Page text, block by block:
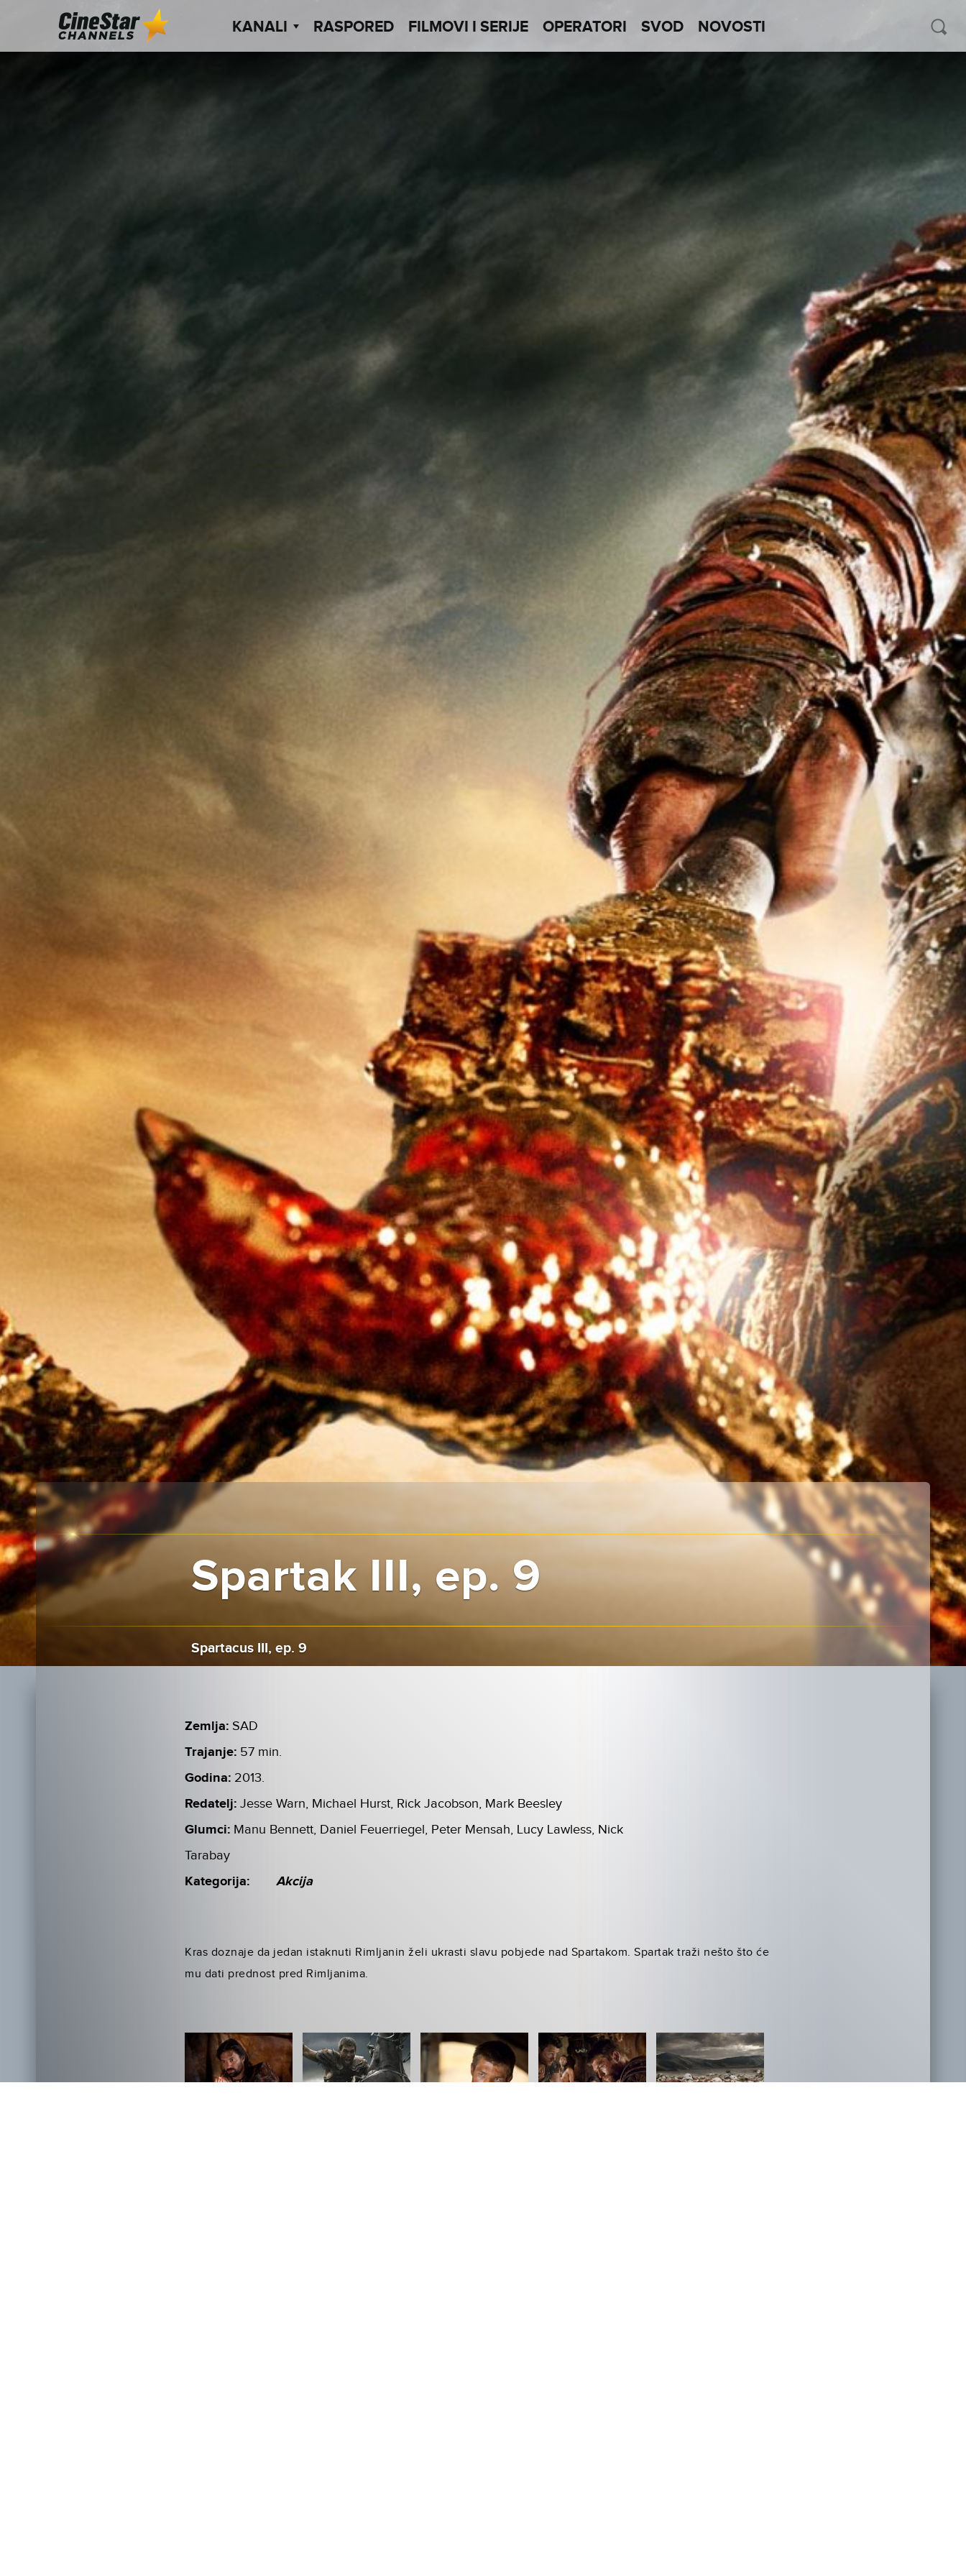
KANALI RASPORED FILMOVI I SERIJE OPERATORI SVOD NOVOSTI
Spartak III, ep. 9
Spartacus III, ep. 9
Zemlja: SAD
Trajanje: 57 min.
Godina: 2013.
Redatelj: Jesse Warn, Michael Hurst, Rick Jacobson, Mark Beesley
Glumci: Manu Bennett, Daniel Feuerriegel, Peter Mensah, Lucy Lawless, Nick
Tarabay
Kategorija: Akcija
Kras doznaje da jedan istaknuti Rimljanin želi ukrasti slavu pobjede nad Spartakom. Spartak traži nešto što će
mu dati prednost pred Rimljanima.